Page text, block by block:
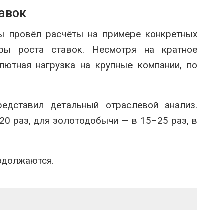
расчёты на примере конкретных
роста ставок. Несмотря на кратное
нагрузка на крупные компании, по
детальный отраслевой анализ.
раз, для золотодобычи — в 15–25 раз, в